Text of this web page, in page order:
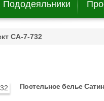
Пододеяльники
CA-7-732
Постельное белье